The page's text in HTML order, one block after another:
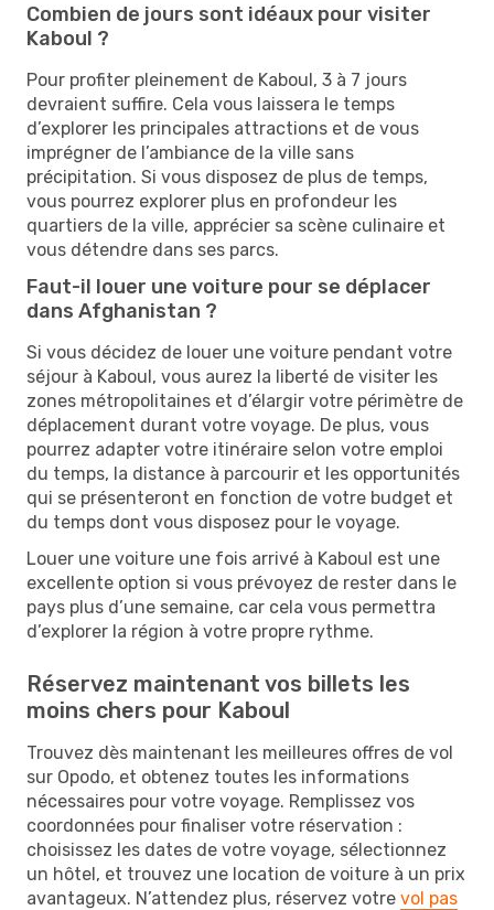
Combien de jours sont idéaux pour visiter
Kaboul ?
Pour profiter pleinement de Kaboul, 3 à 7 jours
devraient suffire. Cela vous laissera le temps
d’explorer les principales attractions et de vous
imprégner de l’ambiance de la ville sans
précipitation. Si vous disposez de plus de temps,
vous pourrez explorer plus en profondeur les
quartiers de la ville, apprécier sa scène culinaire et
vous détendre dans ses parcs.
Faut-il louer une voiture pour se déplacer
dans Afghanistan ?
Si vous décidez de louer une voiture pendant votre
séjour à Kaboul, vous aurez la liberté de visiter les
zones métropolitaines et d’élargir votre périmètre de
déplacement durant votre voyage. De plus, vous
pourrez adapter votre itinéraire selon votre emploi
du temps, la distance à parcourir et les opportunités
qui se présenteront en fonction de votre budget et
du temps dont vous disposez pour le voyage.
Louer une voiture une fois arrivé à Kaboul est une
excellente option si vous prévoyez de rester dans le
pays plus d’une semaine, car cela vous permettra
d’explorer la région à votre propre rythme.
Réservez maintenant vos billets les
moins chers pour Kaboul
Trouvez dès maintenant les meilleures offres de vol
sur Opodo, et obtenez toutes les informations
nécessaires pour votre voyage. Remplissez vos
coordonnées pour finaliser votre réservation :
choisissez les dates de votre voyage, sélectionnez
un hôtel, et trouvez une location de voiture à un prix
avantageux. N’attendez plus, réservez votre vol pas